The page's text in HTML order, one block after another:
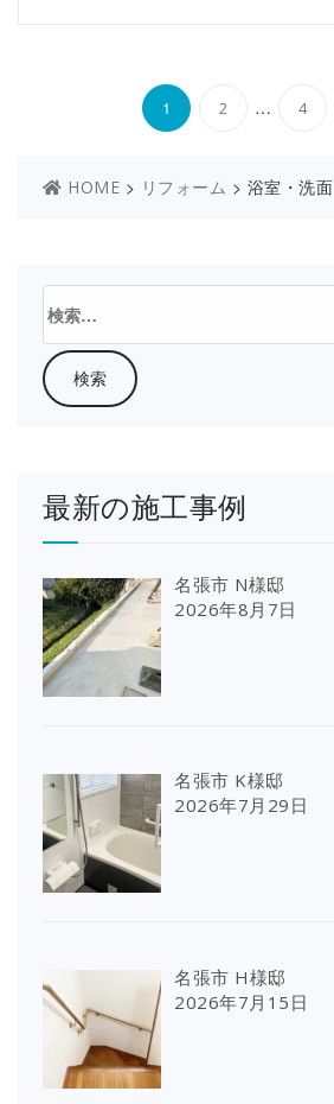
投
の
ー
1 2 … 4
HOME > リフォーム > 浴室・洗面
索:
最新の施工事例
名張市 N様邸
2026年8月7日
名張市 K様邸
2026年7月29日
名張市 H様邸
2026年7月15日